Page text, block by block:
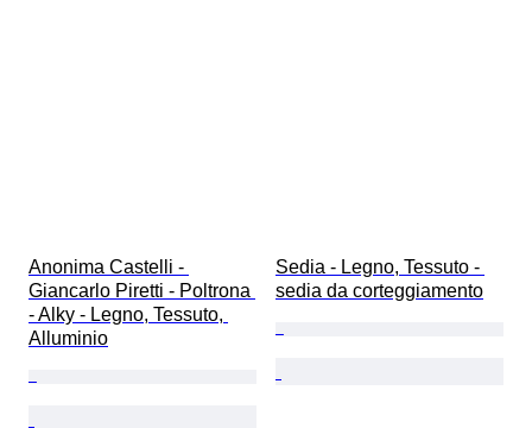
Anonima Castelli -
Giancarlo Piretti - Poltrona
- Alky - Legno, Tessuto,
Alluminio
Sedia - Legno, Tessuto -
sedia da corteggiamento